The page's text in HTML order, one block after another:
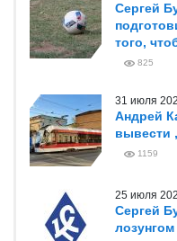
Сергей
того,
825
31 июля
Андрей
вывести
1159
25 июля
Сергей